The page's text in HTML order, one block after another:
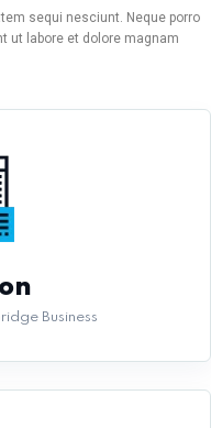
sequi nesciunt. Neque porro
ut labore et dolore magnam
Business